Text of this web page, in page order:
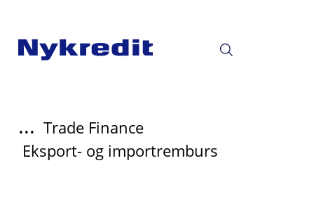
... Trade Finance
Eksport- og importremburs